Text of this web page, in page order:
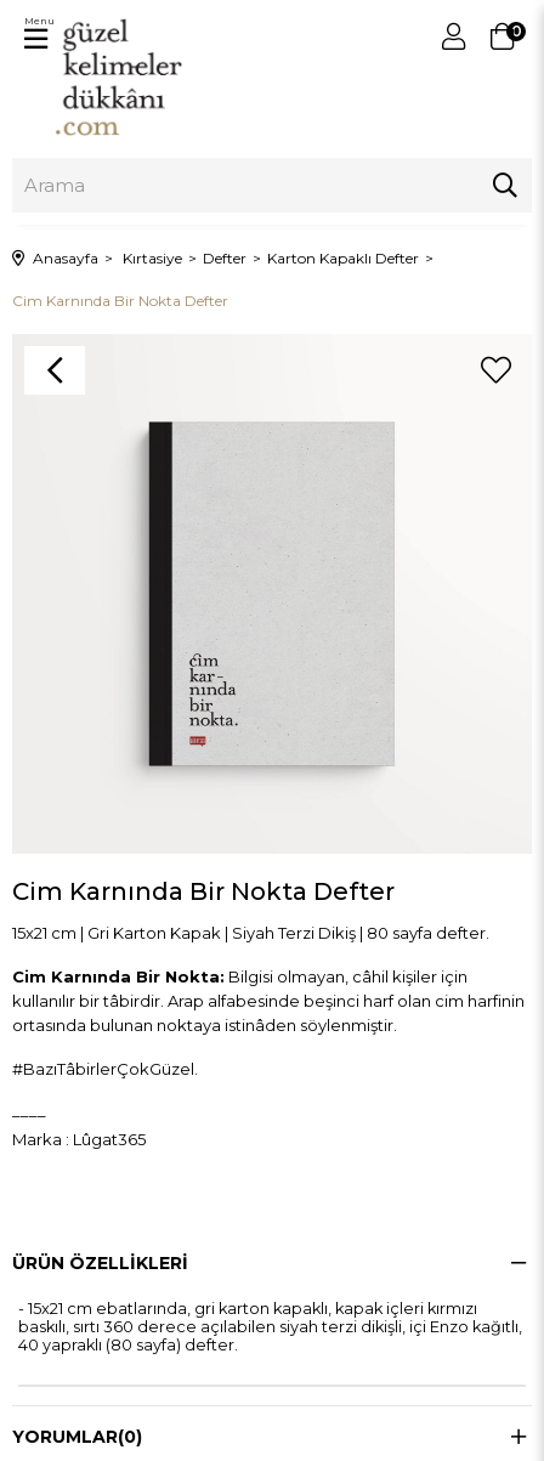
0
Menu
Anasayfa Kırtasiye Defter Karton Kapaklı Defter
Cim Karnında Bir Nokta Defter
Cim Karnında Bir Nokta Defter
15x21 cm | Gri Karton Kapak | Siyah Terzi Dikiş | 80 sayfa defter.
Cim Karnında Bir Nokta: Bilgisi olmayan, câhil kişiler için
kullanılır bir tâbirdir. Arap alfabesinde beşinci harf olan cim harfinin
ortasında bulunan noktaya istinâden söylenmiştir.
#BazıTâbirlerÇokGüzel
Marka : Lûgat365
ÜRÜN ÖZELLIKLERI
- 15x21 cm ebatlarında, gri karton kapaklı, kapak içleri kırmızı
baskılı, sırtı 360 derece açılabilen siyah terzi dikişli, içi Enzo kağıtlı,
40 yapraklı (80 sayfa) defter.
YORUMLAR(0)